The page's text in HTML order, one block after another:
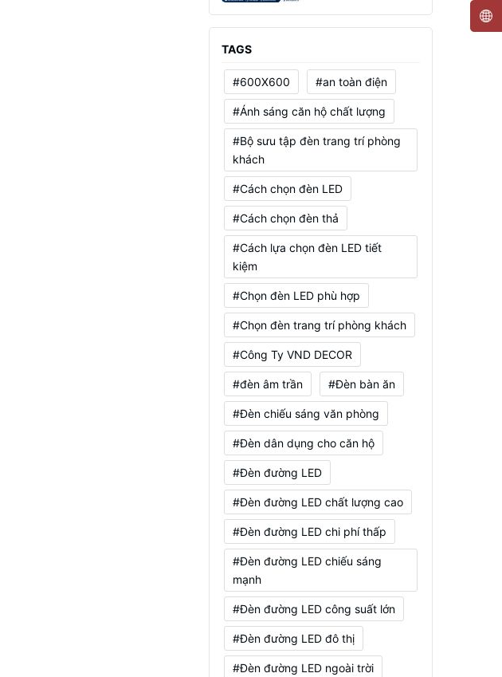
TAGS
#600X600 #an toàn điện
#Ánh sáng căn hộ chất lượng
#Bộ sưu tập đèn trang trí phòng
khách
#Cách chọn đèn LED
#Cách chọn đèn thả
#Cách lựa chọn đèn LED tiết
kiệm
#Chọn đèn LED phù hợp
#Chọn đèn trang trí phòng khách
#Công Ty VND DECOR
#đèn âm trần #Đèn bàn ăn
#Đèn chiếu sáng văn phòng
#Đèn dân dụng cho căn hộ
#Đèn đường LED
#Đèn đường LED chất lượng cao
#Đèn đường LED chi phí thấp
#Đèn đường LED chiếu sáng
mạnh
#Đèn đường LED công suất lớn
#Đèn đường LED đô thị
#Đèn đường LED ngoài trời